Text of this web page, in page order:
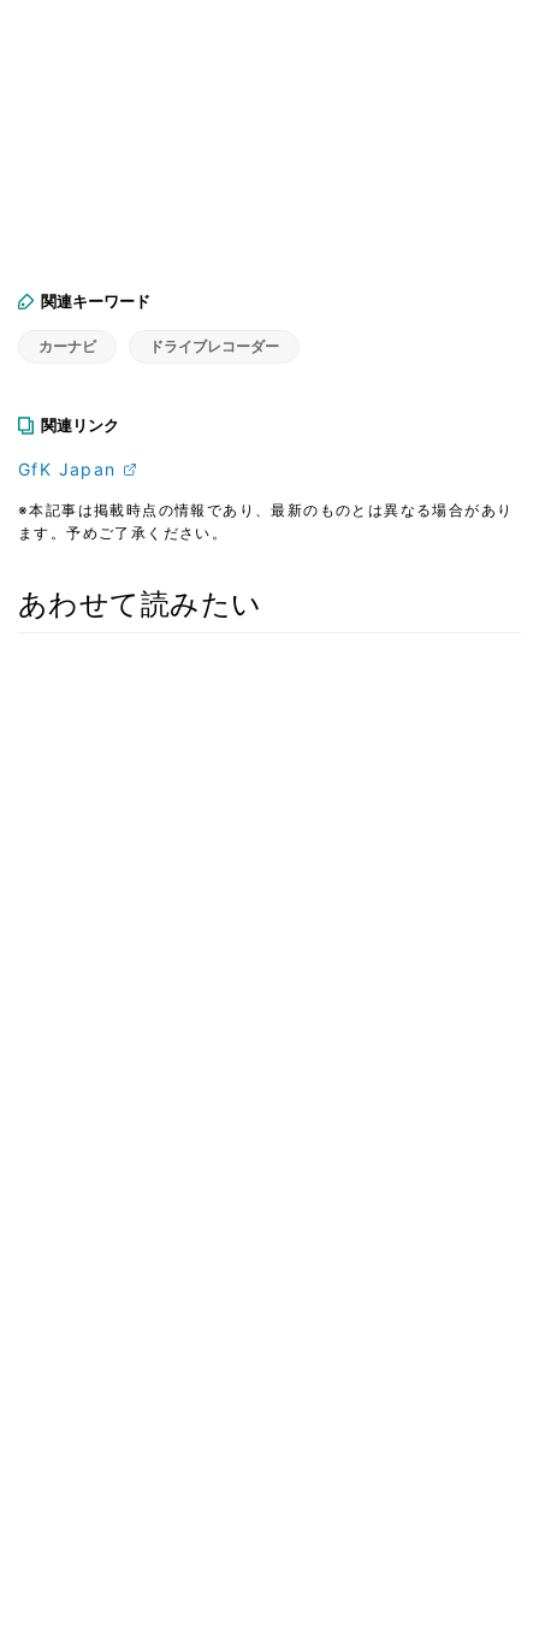
関連キーワード
カーナビ ドライブレコーダー
関連リンク
GfK Japan
※本記事は掲載時点の情報であり、最新のものとは異なる場合があり
ます。予めご了承ください。
あわせて読みたい